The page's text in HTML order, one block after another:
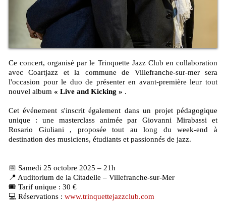
Ce concert, organisé par le Trinquette Jazz Club en collaboration
avec Coartjazz et la commune de Villefranche-sur-mer sera
l'occasion pour le duo de présenter en avant-première leur tout
nouvel album « Live and Kicking » .
Cet événement s'inscrit également dans un projet pédagogique
unique : une masterclass animée par Giovanni Mirabassi et
Rosario Giuliani , proposée tout au long du week-end à
destination des musiciens, étudiants et passionnés de jazz.
📅 Samedi 25 octobre 2025 – 21h
📍 Auditorium de la Citadelle – Villefranche-sur-Mer
🎟️ Tarif unique : 30 €
💻 Réservations : www.trinquettejazzclub.com